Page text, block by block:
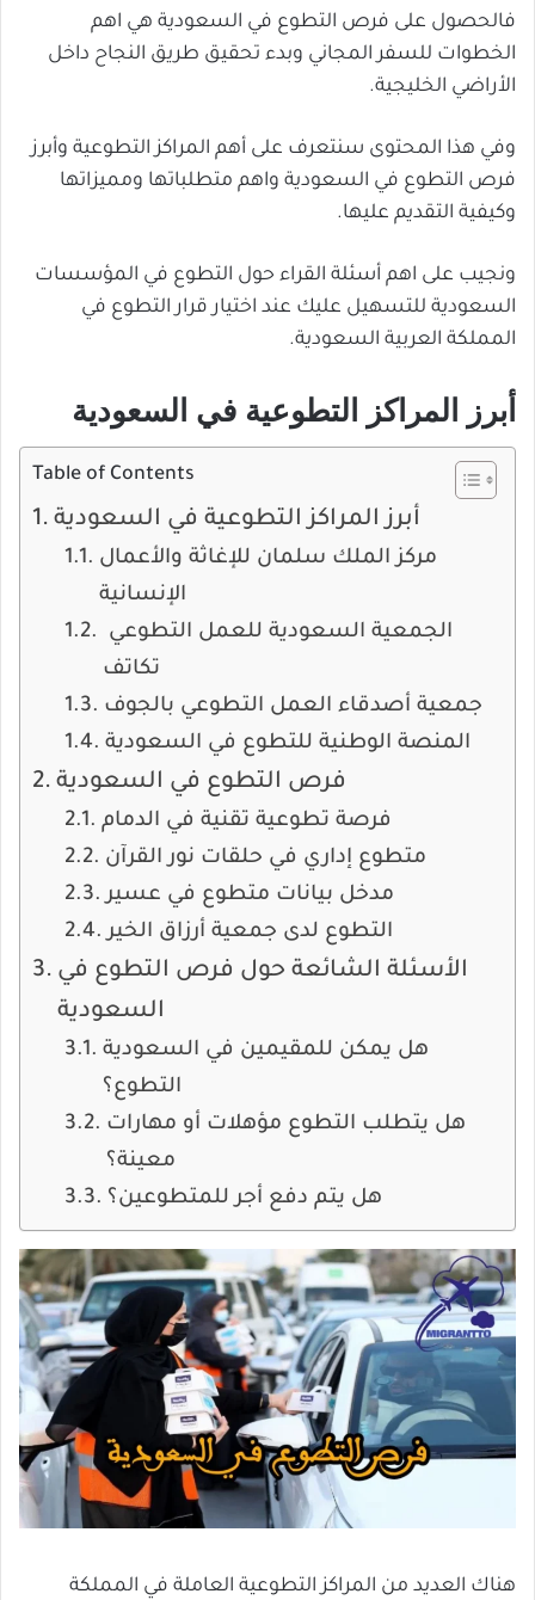
فالحصول على فرص التطوع في السعودية هي اهم
الخطوات للسفر المجاني وبدء تحقيق طريق النجاح داخل
الأراضي الخليجية.
وفي هذا المحتوى سنتعرف على أهم المراكز التطوعية وأبرز
فرص التطوع في السعودية واهم متطلباتها ومميزاتها
وكيفية التقديم عليها.
ونجيب على اهم أسئلة القراء حول التطوع في المؤسسات
السعودية للتسهيل عليك عند اختيار قرار التطوع في
المملكة العربية السعودية.
أبرز المراكز التطوعية في السعودية
Table of Contents
أبرز المراكز التطوعية في السعودية
مركز الملك سلمان للإغاثة والأعمال
الإنسانية
تكاتف
جمعية أصدقاء العمل التطوعي بالجوف
المنصة الوطنية للتطوع في السعودية
فرص التطوع في السعودية
فرصة تطوعية تقنية في الدمام
متطوع إداري في حلقات نور القرآن
مدخل بيانات متطوع في عسير
التطوع لدى جمعية أرزاق الخير
الأسئلة الشائعة حول فرص التطوع في
السعودية
هل يمكن للمقيمين في السعودية
التطوع؟
هل يتطلب التطوع مؤهلات أو مهارات
معينة؟
هل يتم دفع أجر للمتطوعين؟
هناك العديد من المراكز التطوعية العاملة في المملكة